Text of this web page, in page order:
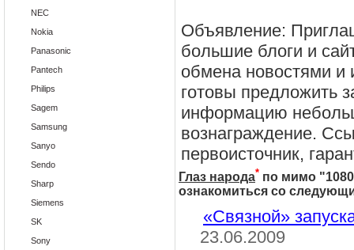
NEC
Nokia
Panasonic
Pantech
Philips
Sagem
Samsung
Sanyo
Sendo
Sharp
Siemens
SK
Sony
Объявление:
большие блоги и
обмена новостями и
готовы предложить
информацию
вознаграждение.
первоисточник,
Глаз народа* по мимо "
ознакомиться со
«Связной»
23.06.2009